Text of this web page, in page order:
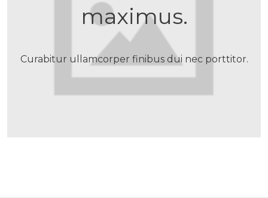
maximus.
Curabitur ullamcorper finibus dui nec porttitor.